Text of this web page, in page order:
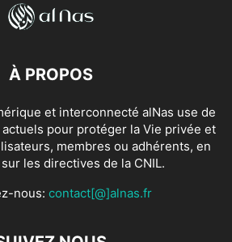
À PROPOS
et interconnecté alNas use de
pour protéger la Vie privée et
membres ou adhérents, en
sur les directives de la CNIL.
nous: contact[@]alnas.fr